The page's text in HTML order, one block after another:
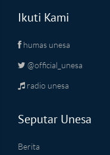
Ikuti Kami
humas unesa
@official_unesa
radio unesa
Seputar Unesa
Berita